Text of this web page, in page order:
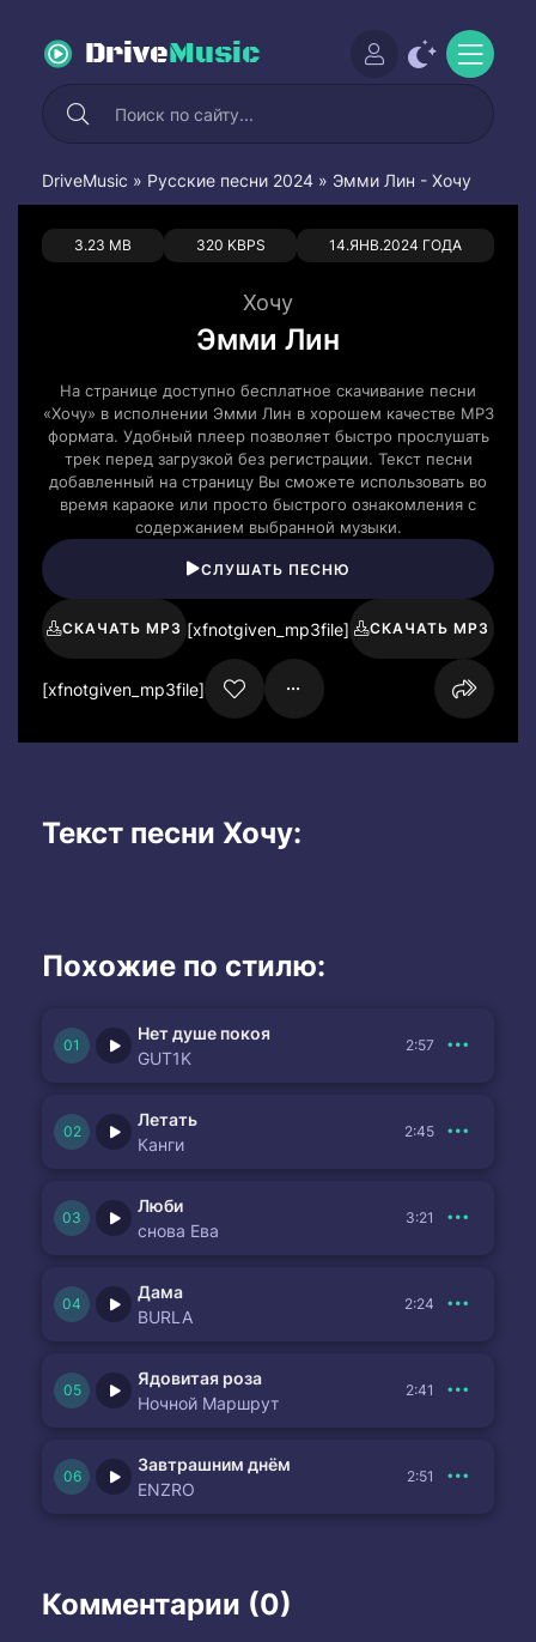
DriveMusic
DriveMusic » Русские песни 2024 » Эмми Лин - Хочу
3.23 MB 320 KBPS 14.ЯНВ.2024 ГОДА
0 0
Хочу
Эмми Лин
На странице доступно бесплатное скачивание песни
«Хочу» в исполнении Эмми Лин в хорошем качестве MP3
формата. Удобный плеер позволяет быстро прослушать
трек перед загрузкой без регистрации. Текст песни
добавленный на страницу Вы сможете использовать во
время караоке или просто быстрого ознакомления с
содержанием выбранной музыки.
СЛУШАТЬ ПЕСНЮ
СКАЧАТЬ MP3 [xfnotgiven_mp3file] СКАЧАТЬ MP3
[xfnotgiven_mp3file]
Текст песни Хочу:
Похожие по стилю:
Нет душе покоя
GUT1K
2:57
Летать
Канги
2:45
Люби
снова Ева
3:21
Дама
BURLA
2:24
Ядовитая роза
Ночной Маршрут
2:41
Завтрашним днём
ENZRO
2:51
Комментарии (0)